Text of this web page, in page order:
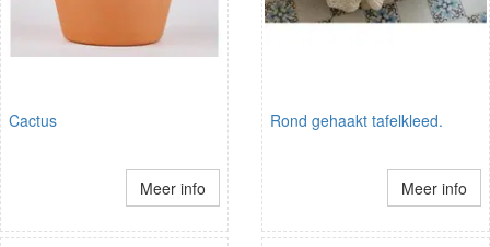
Cactus
Meer info
Rond gehaakt tafelkleed.
Meer info